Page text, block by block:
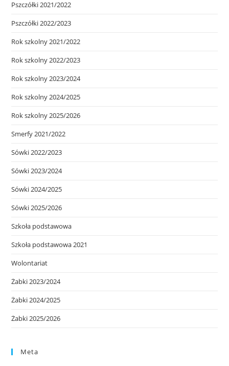
Pszczółki 2021/2022
Pszczółki 2022/2023
Rok szkolny 2021/2022
Rok szkolny 2022/2023
Rok szkolny 2023/2024
Rok szkolny 2024/2025
Rok szkolny 2025/2026
Smerfy 2021/2022
Sówki 2022/2023
Sówki 2023/2024
Sówki 2024/2025
Sówki 2025/2026
Szkoła podstawowa
Szkoła podstawowa 2021
Wolontariat
Żabki 2023/2024
Żabki 2024/2025
Żabki 2025/2026
Meta